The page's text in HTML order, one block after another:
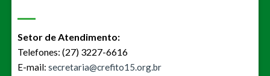
Setor de Atendimento:
Telefones: (27) 3227-6616
E-mail: secretaria@crefito15.org.br